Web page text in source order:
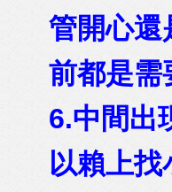
管開心還
前都是需
6.中間出
以賴上